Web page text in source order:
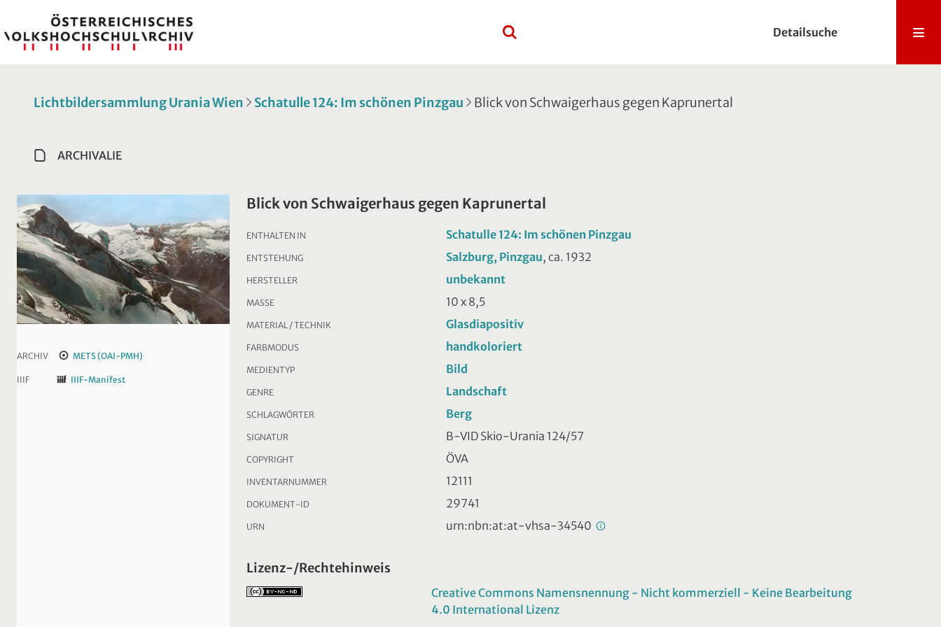
Detailsuche
Lichtbildersammlung Urania Wien Schatulle 124: Im schönen Pinzgau Blick von Schwaigerhaus gegen Kaprunertal
ARCHIVALIE
ARCHIV METS (OAI-PMH)
IIIF IIIF-Manifest
Blick von Schwaigerhaus gegen Kaprunertal
ENTHALTEN IN Schatulle 124: Im schönen Pinzgau
ENTSTEHUNG Salzburg, Pinzgau, ca. 1932
HERSTELLER unbekannt
MASSE 10 x 8,5
MATERIAL / TECHNIK Glasdiapositiv
FARBMODUS handkoloriert
MEDIENTYP Bild
GENRE Landschaft
SCHLAGWÖRTER Berg
SIGNATUR B-VID Skio-Urania 124/57
COPYRIGHT ÖVA
INVENTARNUMMER 12111
DOKUMENT-ID 29741
URN urn:nbn:at:at-vhsa-34540
Lizenz-/Rechtehinweis
Creative Commons Namensnennung - Nicht kommerziell - Keine Bearbeitung
4.0 International Lizenz